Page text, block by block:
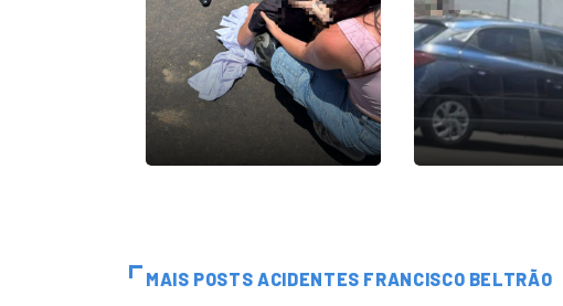
MAIS POSTS ACIDENTES FRANCISCO BELTRÃO